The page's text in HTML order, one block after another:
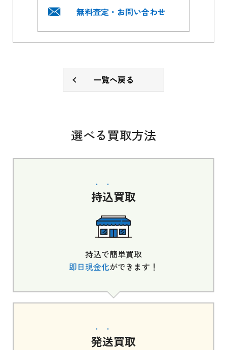
無料査定・お問い合わせ
一覧へ戻る
選べる買取方法
持込買取
持込で簡単買取
即日現金化ができます！
発送買取